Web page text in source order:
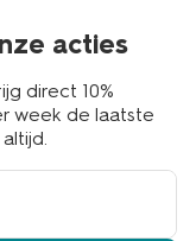
acties
direct 10%
week de laatste